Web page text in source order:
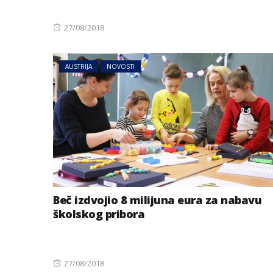
Posted
27/08/2018
AUSTRIJA NOVOSTI
Beč izdvojio 8 milijuna eura za nabavu
školskog pribora
Posted
27/08/2018